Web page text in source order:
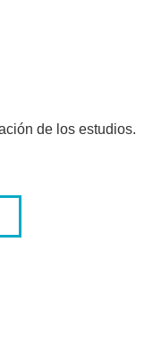
de los estudios.